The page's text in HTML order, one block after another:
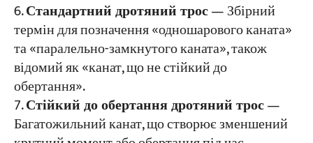
Стандартний дротяний трос— Збірний
термін для позначення «одношарового каната»
та «паралельно-замкнутого каната», також
відомий як «канат, що не стійкий до
обертання».
Стійкий до обертання дротяний трос—
Багатожильний канат, що створює зменшений